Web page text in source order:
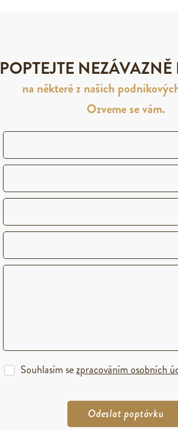
POPTEJTE
na některé z našich
Ozveme se vám.
Souhlasím sezpracováním osobních